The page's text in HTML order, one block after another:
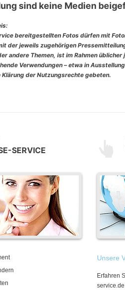
sind keine Medien
bereitgestellten Fotos dürfen mit
der jeweils zugehörigen
andere Themen, ist im Rahmen
Verwendungen – etwa in
Klärung der Nutzungsrechte gebeten.
SERVICE
Unsere
Erfahren